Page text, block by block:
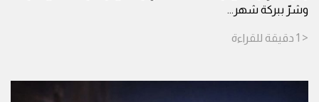
وشرّ ببركة شهر ...
< 1 دقيقة للقراءة